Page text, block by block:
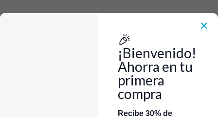
✕
🎉
¡Bienvenido!
Ahorra en tu
primera
compra
Recibe 30% de
TiendaTécnicos Autorizados
Ens Resistencia GE/Mabe/Centrales WR01F04725